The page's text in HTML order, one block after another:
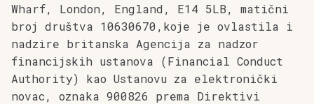
Wharf, London, England, E14 5LB, matični
broj društva 10630670,koje je ovlastila i
nadzire britanska Agencija za nadzor
financijskih ustanova (Financial Conduct
Authority) kao Ustanovu za elektronički
novac, oznaka 900826 prema Direktivi